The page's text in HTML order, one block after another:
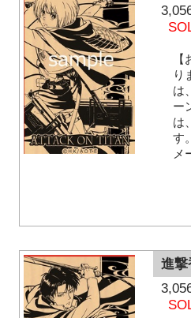
り
は
ー
は
す
メ
進